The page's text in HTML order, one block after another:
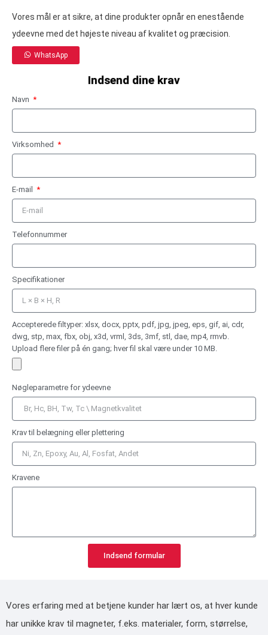
Vores mål er at sikre, at dine produkter opnår en enestående
ydeevne med det højeste niveau af kvalitet og præcision.
WhatsApp
Indsend dine krav
Navn
Virksomhed
E-mail
Telefonnummer
Specifikationer
Accepterede filtyper: xlsx, docx, pptx, pdf, jpg, jpeg, eps, gif, ai, cdr,
dwg, stp, max, fbx, obj, x3d, vrml, 3ds, 3mf, stl, dae, mp4, rmvb.
Upload flere filer på én gang; hver fil skal være under 10 MB.
Nøgleparametre for ydeevne
Krav til belægning eller plettering
Kravene
Indsend formular
Vores erfaring med at betjene kunder har lært os, at hver kunde
har unikke krav til magneter, f.eks. materialer, form, størrelse,